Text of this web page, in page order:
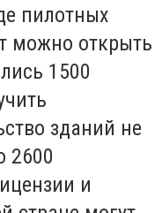
пилотных
можно открыть
1500
зданий не
2600
и